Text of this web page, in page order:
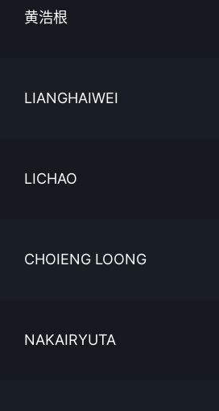
黄浩根
LIANGHAIWEI
LICHAO
CHOIENG LOONG
NAKAIRYUTA